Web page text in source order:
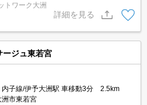
トワーク大洲
詳細を見る
ージュ東若宮
内子線/伊予大洲駅 車移動3分 2.5km
洲市東若宮